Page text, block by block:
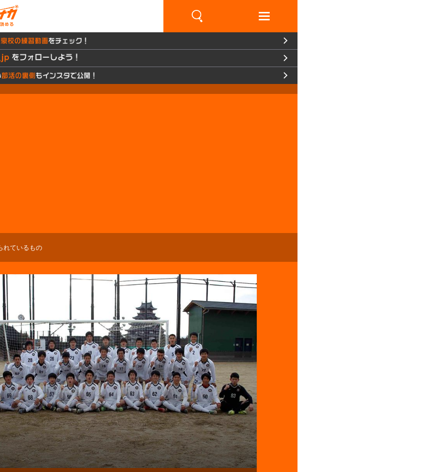
れているもの